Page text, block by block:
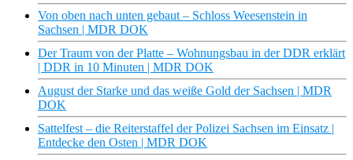
Von oben nach unten gebaut – Schloss Weesenstein in
Sachsen | MDR DOK
Der Traum von der Platte – Wohnungsbau in der DDR erklärt
| DDR in 10 Minuten | MDR DOK
August der Starke und das weiße Gold der Sachsen | MDR
DOK
Sattelfest – die Reiterstaffel der Polizei Sachsen im Einsatz |
Entdecke den Osten | MDR DOK